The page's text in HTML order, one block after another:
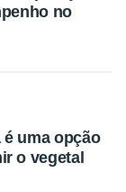
no
uma opção
o vegetal